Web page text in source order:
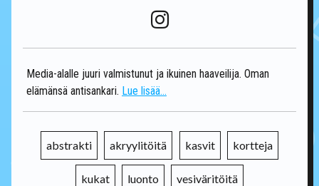
Media-alalle juuri valmistunut ja ikuinen haaveilija. Oman
elämänsä antisankari. Lue lisää...
abstrakti akryylitöitä kasvit kortteja
kukat luonto vesiväritöitä